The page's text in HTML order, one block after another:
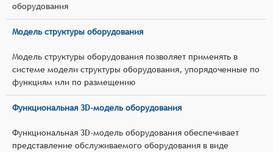
оборудования
Модель структуры оборудования
Модель структуры оборудования позволяет применять в
системе модели структуры оборудования, упорядоченные по
функциям или по размещению
Функциональная 3D-модель оборудования
Функциональная 3D-модель оборудования обеспечивает
представление обслуживаемого оборудования в виде